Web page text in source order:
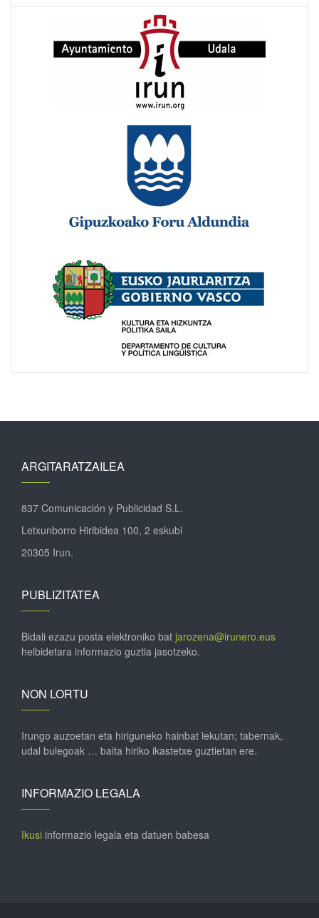
ARGITARATZAILEA
837 Comunicación y Publicidad S.L.
Letxunborro Hiribidea 100, 2 eskubi
20305 Irun.
PUBLIZITATEA
Bidali ezazu posta elektroniko bat jarozena@irunero.eus
helbidetara informazio guztia jasotzeko.
NON LORTU
Irungo auzoetan eta hiriguneko hainbat lekutan; tabernak,
udal bulegoak … baita hiriko ikastetxe guztietan ere.
INFORMAZIO LEGALA
Ikusi informazio legala eta datuen babesa